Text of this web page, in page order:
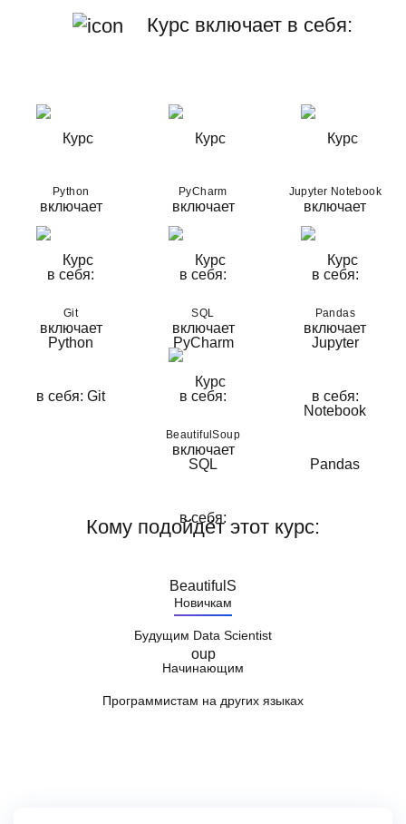
Курс включает в себя:
Python PyCharm Jupyter Notebook
Git SQL Pandas
BeautifulSoup
Кому подойдёт этот курс:
Новичкам
Будущим Data Scientist
Начинающим
Программистам на других языках